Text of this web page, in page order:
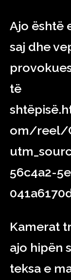
Ajo është
saj dhe
të
om/reel/
56c4a2-
Kamerat
ajo hipën
teksa e